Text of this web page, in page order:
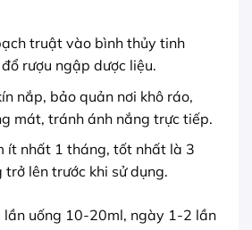
truật vào bình thủy tinh
rượu ngập dược liệu.
nắp, bảo quản nơi khô ráo,
mát, tránh ánh nắng trực tiếp.
ít nhất 1 tháng, tốt nhất là 3
trở lên trước khi sử dụng.
uống 10-20ml, ngày 1-2 lần